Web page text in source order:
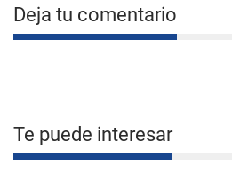
Deja tu comentario
Te puede interesar